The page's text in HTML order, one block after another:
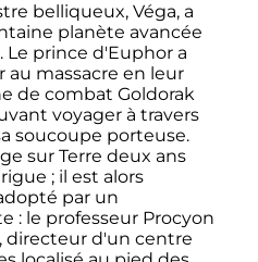
belliqueux, Véga, a
planète avancée
prince d'Euphor a
massacre en leur
de combat Goldorak
voyager à travers
soucoupe porteuse.
sur Terre deux ans
; il est alors
par un
: le professeur Procyon
directeur d'un centre